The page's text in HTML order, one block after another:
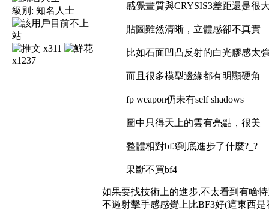
級別: 知名人士
x311
x1237
感覺畫質與CRYSIS3差距還是很
貼圖雖然清晰，立體感卻不真實
比如石面凹凸反射的白光膠感太
而且很多模型邊緣都有明顯硬角
fp weapon仍未有self shadows
圖中只得天上的雲有亮點，很美
整體相對bf3到底進步了什麼?_?
果斷不買bf4
如果要找技術上的進步,不太看到有啥
不過射擊手感感覺上比BF3好(這東西